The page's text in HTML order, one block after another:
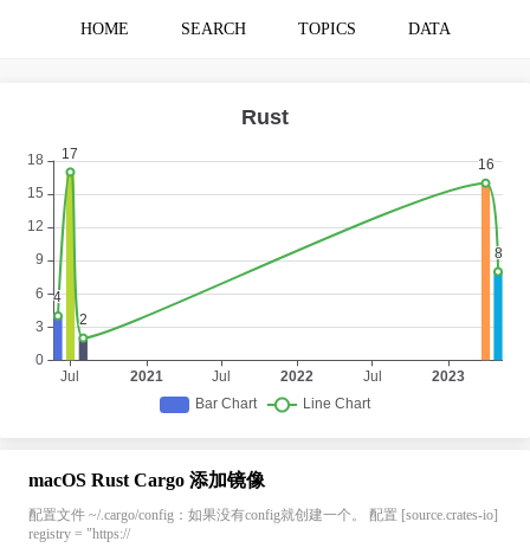
HOME SEARCH TOPICS DATA
macOS Rust Cargo 添加镜像
配置文件 ~/.cargo/config：如果没有config就创建一个。 配置 [source.crates-io]
registry = "https://